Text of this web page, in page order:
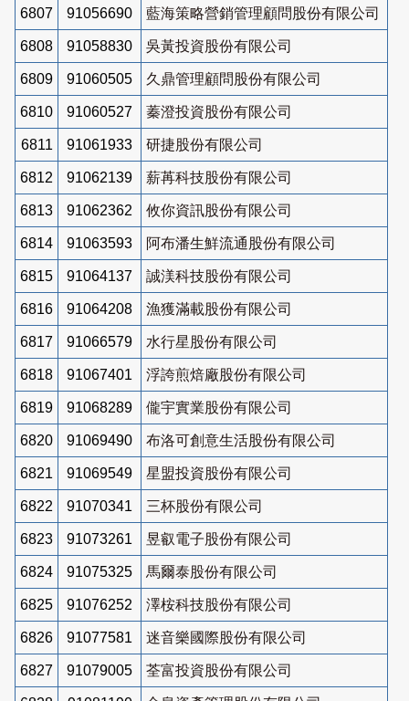
6807 91056690 藍海策略營銷管理顧問股份有限公司
6808 91058830 吳黃投資股份有限公司
6809 91060505 久鼎管理顧問股份有限公司
6810 91060527 蓁澄投資股份有限公司
6811 91061933 研捷股份有限公司
6812 91062139 薪苒科技股份有限公司
6813 91062362 攸你資訊股份有限公司
6814 91063593 阿布潘生鮮流通股份有限公司
6815 91064137 誠渼科技股份有限公司
6816 91064208 漁獲滿載股份有限公司
6817 91066579 水行星股份有限公司
6818 91067401 浮誇煎焙廠股份有限公司
6819 91068289 儱宇實業股份有限公司
6820 91069490 布洛可創意生活股份有限公司
6821 91069549 星盟投資股份有限公司
6822 91070341 三杯股份有限公司
6823 91073261 昱叡電子股份有限公司
6824 91075325 馬爾泰股份有限公司
6825 91076252 澤桉科技股份有限公司
6826 91077581 迷音樂國際股份有限公司
6827 91079005 荃富投資股份有限公司